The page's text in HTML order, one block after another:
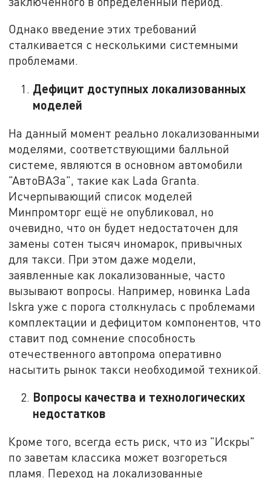
Однако введение этих требований
сталкивается с несколькими системными
проблемами.
Дефицит доступных локализованных
моделей
На данный момент реально локализованными
моделями, соответствующими балльной
системе, являются в основном автомобили
"АвтоВАЗа", такие как Lada Granta.
Исчерпывающий список моделей
Минпромторг ещё не опубликовал, но
очевидно, что он будет недостаточен для
замены сотен тысяч иномарок, привычных
для такси. При этом даже модели,
заявленные как локализованные, часто
вызывают вопросы. Например, новинка Lada
Iskra уже с порога столкнулась с проблемами
комплектации и дефицитом компонентов, что
ставит под сомнение способность
отечественного автопрома оперативно
насытить рынок такси необходимой техникой.
Вопросы качества и технологических
недостатков
Кроме того, всегда есть риск, что из "Искры"
по заветам классика может возгореться
пламя. Переход на локализованные